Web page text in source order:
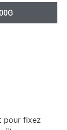
pour fixez